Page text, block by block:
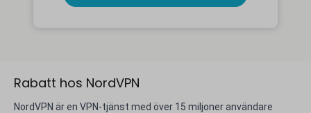
Rabatt hos NordVPN
NordVPN är en VPN-tjänst med över 15 miljoner användare